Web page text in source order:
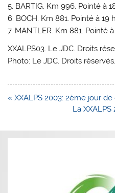
5. BARTIG. Km 996. Pointé à
6. BOCH. Km 881. Pointé à 19
7. MANTLER. Km 881. Pointé
XXALPS03. Le JDC. Droits
Photo: Le JDC. Droits réservés.
Navigation
« XXALPS 2003: 2ème jour
La